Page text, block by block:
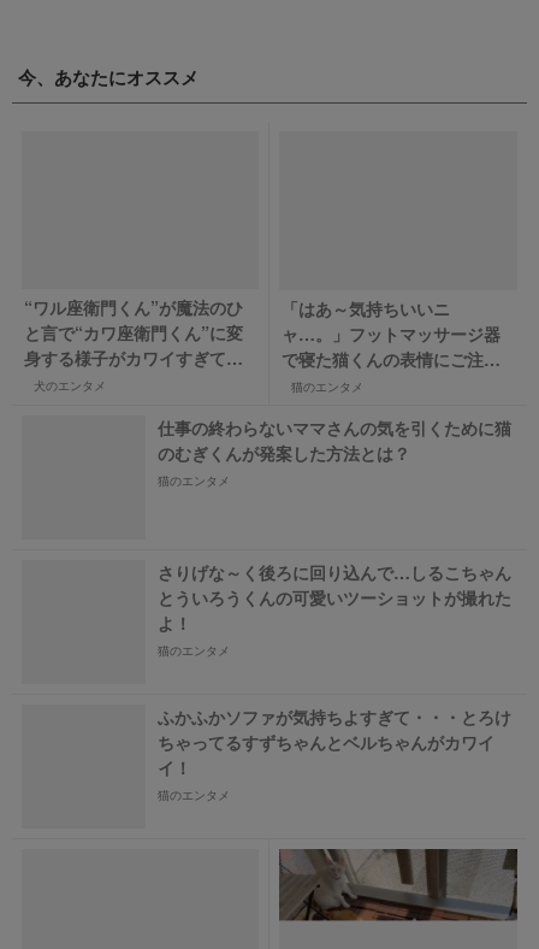
今、あなたにオススメ
“ワル座衛門くん”が魔法のひ
と言で“カワ座衛門くん”に変
身する様子がカワイすぎて困
っちゃう！！
犬のエンタメ
「はあ～気持ちいいニ
ャ…。」フットマッサージ器
で寝た猫くんの表情にご注目
♡
猫のエンタメ
仕事の終わらないママさんの気を引くために猫
のむぎくんが発案した方法とは？
猫のエンタメ
さりげな～く後ろに回り込んで…しるこちゃん
とういろうくんの可愛いツーショットが撮れた
よ！
猫のエンタメ
ふかふかソファが気持ちよすぎて・・・とろけ
ちゃってるすずちゃんとベルちゃんがカワイ
イ！
猫のエンタメ